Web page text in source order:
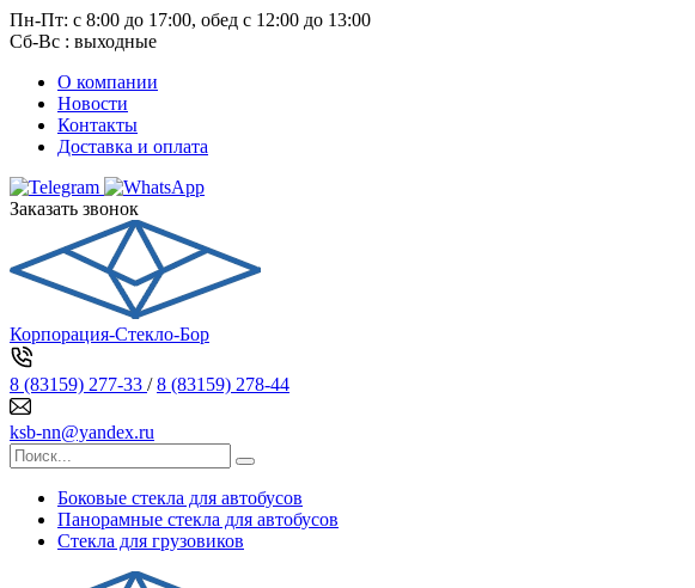
Пн-Пт: с 8:00 до 17:00, обед с 12:00 до 13:00
Сб-Вс : выходные
О компании
Новости
Контакты
Доставка и оплата
Заказать звонок
Корпорация-Стекло-Бор
8 (83159) 277-33 /8 (83159) 278-44
ksb-nn@yandex.ru
Боковые стекла для автобусов
Панорамные стекла для автобусов
Стекла для грузовиков